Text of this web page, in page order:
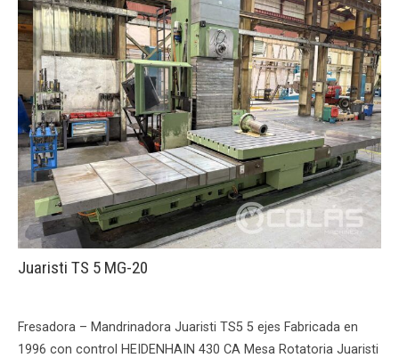
Juaristi TS 5 MG-20
Fresadora – Mandrinadora Juaristi TS5 5 ejes Fabricada en
1996 con control HEIDENHAIN 430 CA Mesa Rotatoria Juaristi